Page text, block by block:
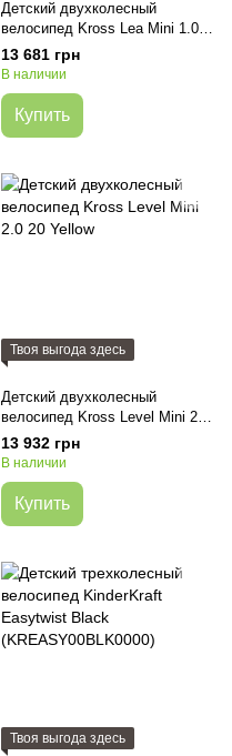
Детский двухколесный
велосипед Kross Lea Mini 1.0
20 White Gloss
13 681 грн
В наличии
Купить
Твоя выгода здесь
Детский двухколесный
велосипед Kross Level Mini 2.0
20 Yellow
13 932 грн
В наличии
Купить
Твоя выгода здесь